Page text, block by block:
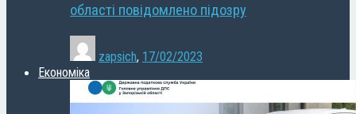
області повідомлено підозру
zapsich, 17/02/2023
Економіка